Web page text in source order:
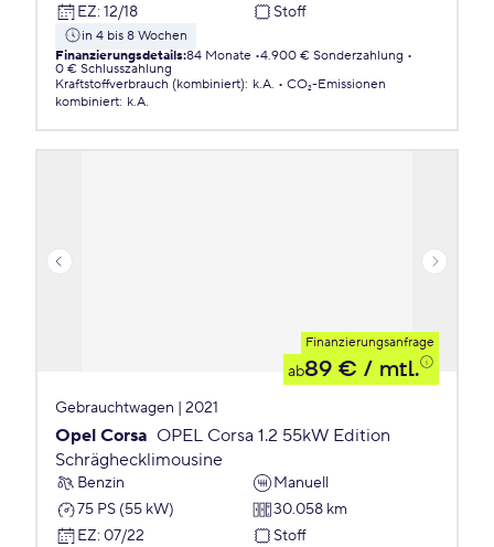
EZ: 12/18 Stoff
in 4 bis 8 Wochen
Finanzierungsdetails:84 Monate 4.900 € Sonderzahlung
0 € Schlusszahlung
Kraftstoffverbrauch (kombiniert): k.A.
CO₂-Emissionen
kombiniert: k.A.
Finanzierungsanfrage
ab89 € / mtl.
Gebrauchtwagen | 2021
Opel Corsa OPEL Corsa 1.2 55kW Edition
Schräghecklimousine
Benzin
Manuell
75 PS (55 kW)
30.058 km
EZ: 07/22 Stoff